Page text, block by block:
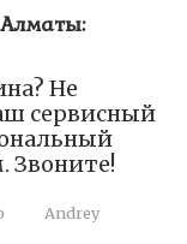
Не
сервисный
Звоните!
Andrey